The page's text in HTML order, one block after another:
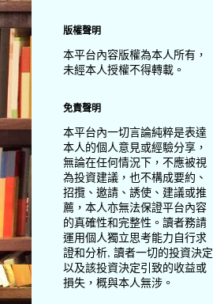
版權聲明
本平台內容版權為本人所有，
未經本人授權不得轉載。
免責聲明
本平台內一切言論純粹是表達
本人的個人意見或經驗分享，
無論在任何情況下，不應被視
為投資建議，也不構成要約、
招攬、邀請、誘使、建議或推
薦，本人亦無法保證平台內容
的真確性和完整性。讀者務請
運用個人獨立思考能力自行求
證和分析, 讀者一切的投資決定
以及該投資決定引致的收益或
損失，概與本人無涉。